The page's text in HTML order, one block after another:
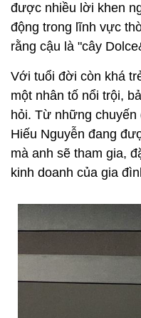
được nhiều lời khen
động trong lĩnh vực
rằng cậu là "cây
Với tuổi đời còn khá
một nhân tố nổi trội,
hỏi. Từ những
Hiếu Nguyễn đang
mà anh sẽ tham gia,
kinh doanh của gia